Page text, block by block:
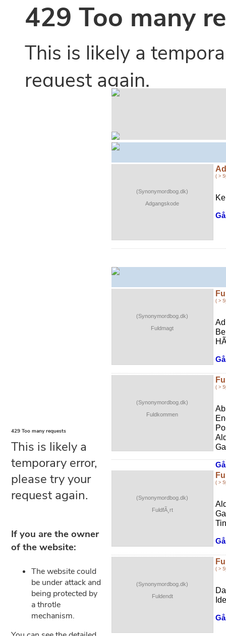
(Synonymordbog.dk)
Adgangskode
( >
(Synonymordbog.dk)
Fuldmagt
( >
(Synonymordbog.dk)
Fuldkommen
( >
(Synonymordbog.dk)
FuldfÃ¸rt
( >
(Synonymordbog.dk)
Fuldendt
( >